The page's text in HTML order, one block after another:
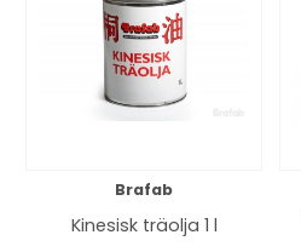
Brafab
Kinesisk träolja 1 l